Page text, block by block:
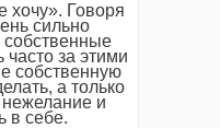
хочу». Говоря
сильно
за этими
собственную
а только
и
в себе.